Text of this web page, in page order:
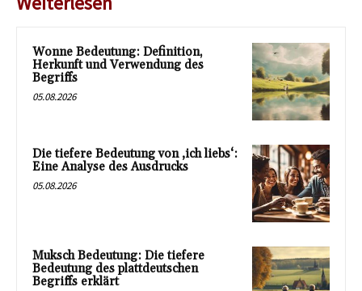
Wonne Bedeutung: Definition,
Herkunft und Verwendung des
Begriffs
05.08.2026
Die tiefere Bedeutung von ‚ich liebs‘:
Eine Analyse des Ausdrucks
05.08.2026
Muksch Bedeutung: Die tiefere
Bedeutung des plattdeutschen
Begriffs erklärt